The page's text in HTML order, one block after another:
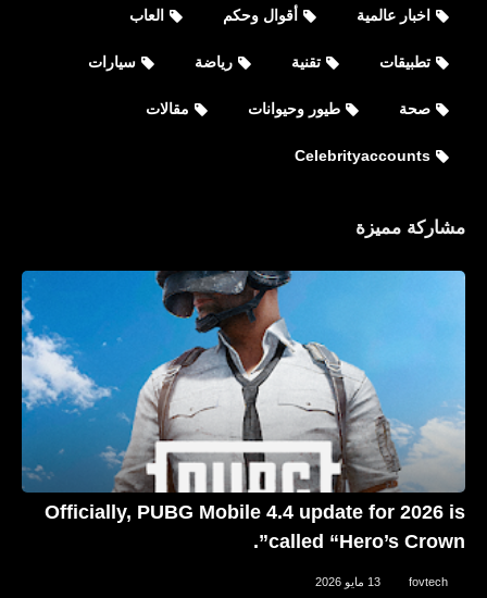
Celebrityaccounts
جميع حسابات ناتالي بورتمان Natalie
Portman الشخصية على مواقع التواصل
Celebrityaccounts
اخبار عالمية أقوال وحكم العاب
تطبيقات تقنية رياضة سيارات
صحة طيور وحيوانات مقالات
Celebrityaccounts
مشاركة مميزة
Officially, PUBG Mobile 4.4 update for 2026 is
called “Hero’s Crown”.
fovtech 13 مايو 2026